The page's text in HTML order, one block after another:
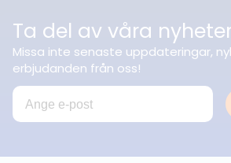
Ta del av våra nyheter
Missa inte senaste uppdateringar,
erbjudanden från oss!